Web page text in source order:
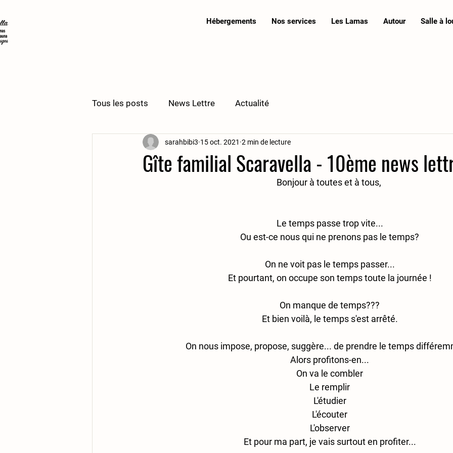
Hébergements Nos services Les Lamas Autour Salle à
Tous les posts News Lettre Actualité
Gîte familial Scaravella - 10ème news
sarahbibi3 15 oct. 2021 2 min de lecture
Bonjour à toutes et à tous,
Le temps passe trop vite...
Ou est-ce nous qui ne prenons pas le temps?
On ne voit pas le temps passer...
Et pourtant, on occupe son temps toute la journée !
On manque de temps???
Et bien voilà, le temps s'est arrêté.
On nous impose, propose, suggère... de prendre le temps
Alors profitons-en...
On va le combler
Le remplir
L'étudier
L'écouter
L'observer
Et pour ma part, je vais surtout en profiter...